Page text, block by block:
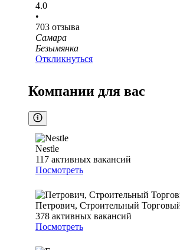
4.0
•
703 отзыва
Самара
Безымянка
Откликнуться
Компании для вас
Nestle
117 активных вакансий
Посмотреть
Петрович, Строительный
378 активных вакансий
Посмотреть